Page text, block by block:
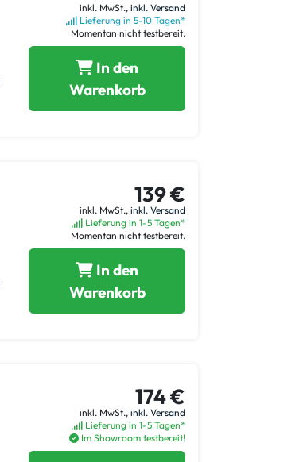
inkl. MwSt., inkl. Versand
Lieferung in 5-10 Tagen*
Momentan nicht testbereit.
In den
Warenkorb
139 €
inkl. MwSt., inkl. Versand
Lieferung in 1-5 Tagen*
Momentan nicht testbereit.
In den
Warenkorb
174 €
inkl. MwSt., inkl. Versand
Lieferung in 1-5 Tagen*
Im Showroom testbereit!